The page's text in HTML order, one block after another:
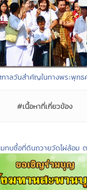
กาลวันสำคัญในทางพระพุทธ
#เนื้อหาที่เกี่ยวข้อง
บซื้อที่ดินถวายวัดไผ่ล้อม